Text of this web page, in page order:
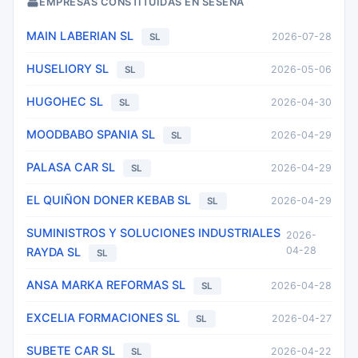
MAIN LABERIAN SL SL 2026-07-28
HUSELIORY SL SL 2026-05-06
HUGOHEC SL SL 2026-04-30
MOODBABO SPANIA SL SL 2026-04-29
PALASA CAR SL SL 2026-04-29
EL QUIÑON DONER KEBAB SL SL 2026-04-29
SUMINISTROS Y SOLUCIONES INDUSTRIALES
RAYDA SL
SL
2026-
04-28
ANSA MARKA REFORMAS SL SL 2026-04-28
EXCELIA FORMACIONES SL SL 2026-04-27
SUBETE CAR SL SL 2026-04-22